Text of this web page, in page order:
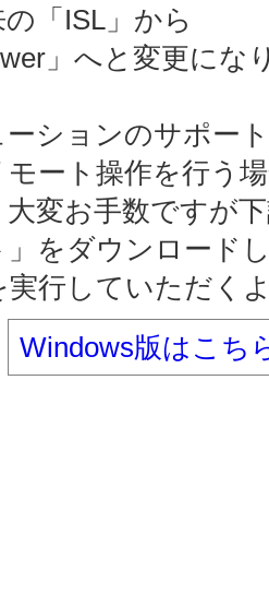
「ISL」から
」へと変更にな
ションのサポー
モート操作を行う
大変お手数ですが
」をダウンロード
実行していただく
Windows版はこち